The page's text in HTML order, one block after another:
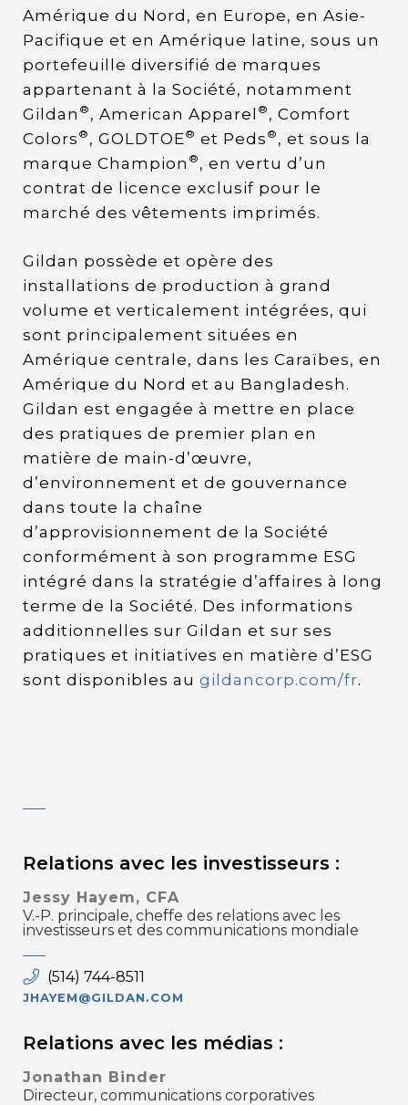
Amérique du Nord, en Europe, en Asie-
Pacifique et en Amérique latine, sous un
portefeuille diversifié de marques
appartenant à la Société, notamment
Gildan ® , American Apparel ® , Comfort
Colors ® , GOLDTOE® et Peds ® , et sous la
marque Champion ® , en vertu d’un
contrat de licence exclusif pour le
marché des vêtements imprimés.
Gildan possède et opère des
installations de production à grand
volume et verticalement intégrées, qui
sont principalement situées en
Amérique centrale, dans les Caraïbes, en
Amérique du Nord et au Bangladesh.
Gildan est engagée à mettre en place
des pratiques de premier plan en
matière de main-d’œuvre,
d’environnement et de gouvernance
dans toute la chaîne
d’approvisionnement de la Société
conformément à son programme ESG
intégré dans la stratégie d’affaires à long
terme de la Société. Des informations
additionnelles sur Gildan et sur ses
pratiques et initiatives en matière d’ESG
sont disponibles au gildancorp.com/fr.
Relations avec les investisseurs :
Jessy Hayem, CFA
V.-P. principale, cheffe des relations avec les
investisseurs et des communications mondiale
(514) 744-8511
JHAYEM@GILDAN.COM
Relations avec les médias :
Jonathan Binder
Directeur, communications corporatives